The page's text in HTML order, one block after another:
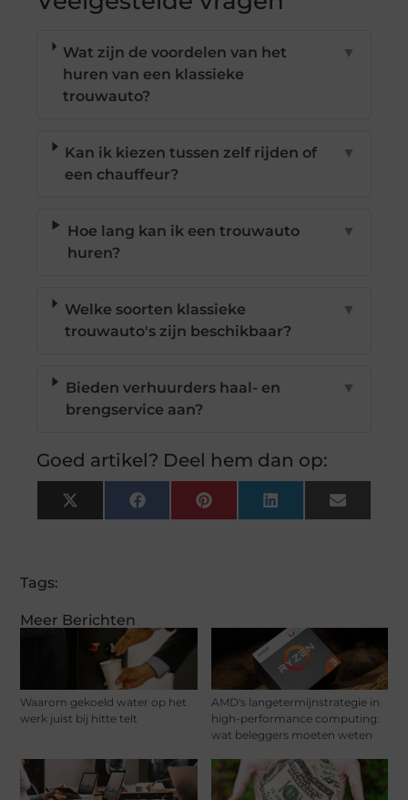
Meer Berichten
Waarom gekoeld water op het
werk juist bij hitte telt
AMD's langetermijnstrategie in
high-performance computing:
wat beleggers moeten weten
Wat zijn de voordelen van het
huren van een klassieke
trouwauto?
▼
Kan ik kiezen tussen zelf rijden of
een chauffeur?
▼
Hoe lang kan ik een trouwauto
huren?
▼
Welke soorten klassieke
trouwauto's zijn beschikbaar?
▼
Bieden verhuurders haal- en
brengservice aan?
▼
Goed artikel? Deel hem dan op:
X
(Twitter)
FacebookPinterestLinkedInEmail
Tags: